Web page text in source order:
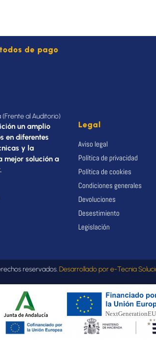
de pago
(Frente al Auditorio)
un amplio
en diferentes
y la
mejor solución a
Legal
Aviso legal
Política de privacidad
Política de cookies
Condiciones generales
Devoluciones
Desestimiento
Legislación
reservados.Desarrollado pore-Tecnia